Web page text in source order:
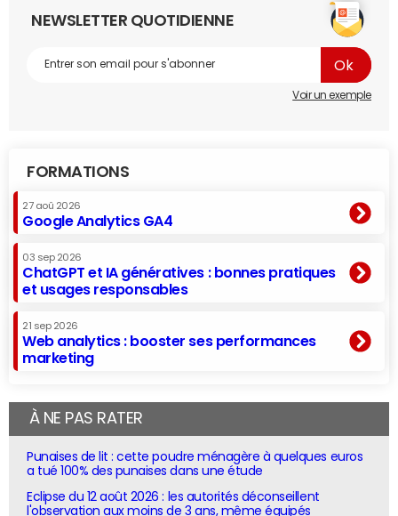
NEWSLETTER QUOTIDIENNE
Voir un exemple
FORMATIONS
27 aoû 2026
Google Analytics GA4
03 sep 2026
ChatGPT et IA génératives : bonnes pratiques
et usages responsables
21 sep 2026
Web analytics : booster ses performances
marketing
À NE PAS RATER
Punaises de lit : cette poudre ménagère à quelques euros
a tué 100% des punaises dans une étude
Eclipse du 12 août 2026 : les autorités déconseillent
l'observation aux moins de 3 ans, même équipés